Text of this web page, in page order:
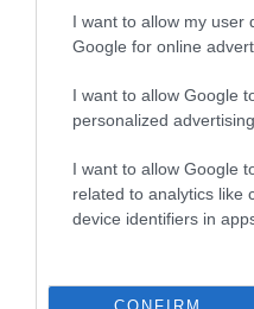
I want to allow my user
Google for online
I want to allow Google
personalized advertising.
I want to allow Google
related to analytics like
device identifiers in
Φωτογραφίες-κειμήλια
Από τον 19ο αιώνα μέχρι
ΟΡΜΟΣ ΚΟΡΘΙΟΥ: Όταν η
ΤΟ ΜΕΓΑΛΥΤΕΡΟ
Σωτήρος στην Άρνη!…